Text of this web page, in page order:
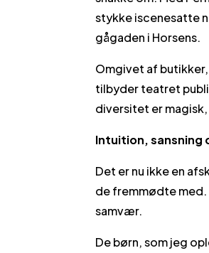
stykke iscenesatte
gågaden i Horsens.
Omgivet af
tilbyder teatret
diversitet er
Intuition, sansning
Det er nu ikke en
de fremmødte med.
samvær.
De børn, som jeg